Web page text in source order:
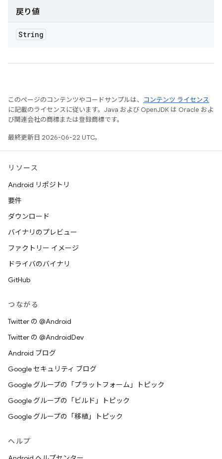
戻り値
String
このページのコンテンツやコードサンプルは、
コンテンツ ライセンス
に記載のライセンスに従います。Java および OpenJDK は Oracle およ
び関連会社の商標または登録商標です。
最終更新日 2026-06-22 UTC。
リソース
Android リポジトリ
要件
ダウンロード
バイナリのプレビュー
ファクトリー イメージ
ドライバのバイナリ
GitHub
つながる
Twitter の @Android
Twitter の @AndroidDev
Android ブログ
Google セキュリティ ブログ
Google グループの「プラットフォーム」トピック
Google グループの「ビルド」トピック
Google グループの「移植」トピック
ヘルプ